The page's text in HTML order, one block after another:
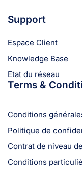
Support
Espace Client
Knowledge Base
Etat du réseau
Terms &
Conditions
Politique de
Contrat de niveau
Conditions